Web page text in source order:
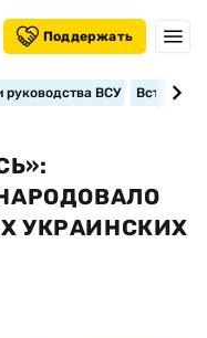
Поддержать
руководства ВСУ
УКРАИНСКИХ